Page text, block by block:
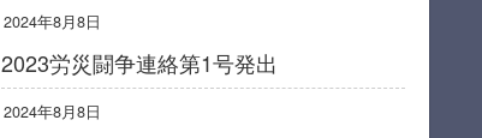
2024年8月8日
2023労災闘争連絡第1号発出
2024年8月8日